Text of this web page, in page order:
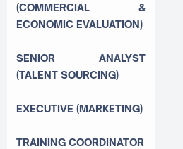
(COMMERCIAL &
ECONOMIC EVALUATION)
SENIOR ANALYST
(TALENT SOURCING)
EXECUTIVE (MARKETING)
TRAINING COORDINATOR